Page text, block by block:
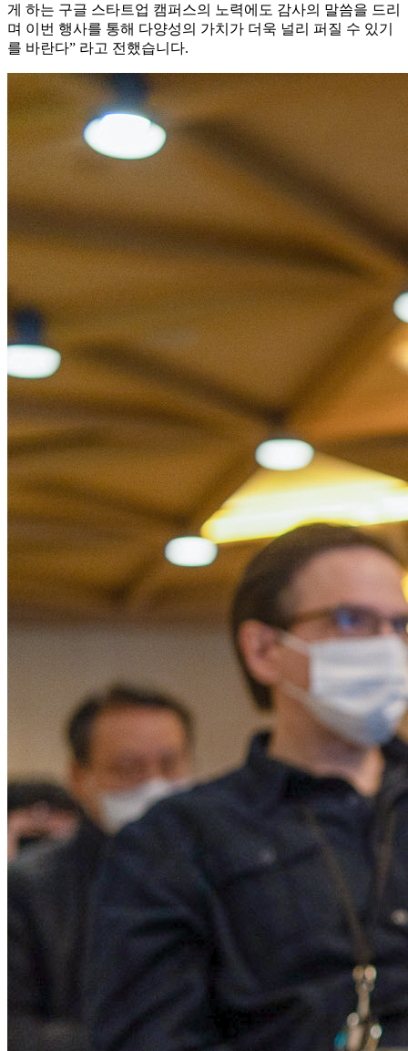
게 하는 구글 스타트업 캠퍼스의 노력에도 감사의 말씀을 드리
며 이번 행사를 통해 다양성의 가치가 더욱 널리 퍼질 수 있기
를 바란다” 라고 전했습니다.